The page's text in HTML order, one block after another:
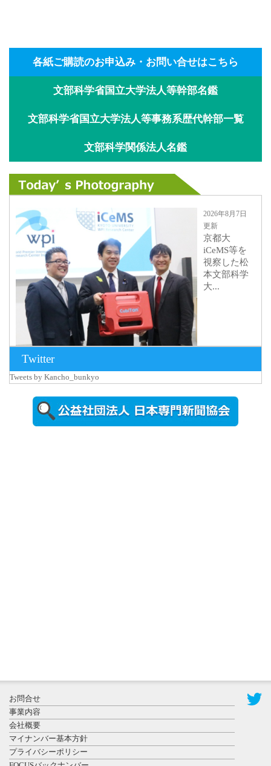
各紙ご購読のお申込み・お問い合せはこちら
文部科学省国立大学法人等幹部名鑑
文部科学省国立大学法人等事務系歴代幹部一覧
文部科学関係法人名鑑
2026年8月7日
更新
京都大
iCeMS等を
視察した松
本文部科学
大...
2026年8月5日
更新
農工大で大
登録有形文
化財となっ
た東北大植
物園八...
Twitter
Tweets by Kancho_bunkyo
お問合せ
事業内容
会社概要
マイナンバー基本方針
プライバシーポリシー